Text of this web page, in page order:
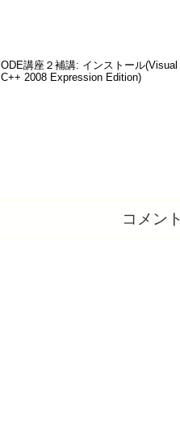
ODE講座２補講: インストール(Visual
C++ 2008 Expression Edition)
コメン